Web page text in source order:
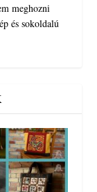
meghozni
és sokoldalú